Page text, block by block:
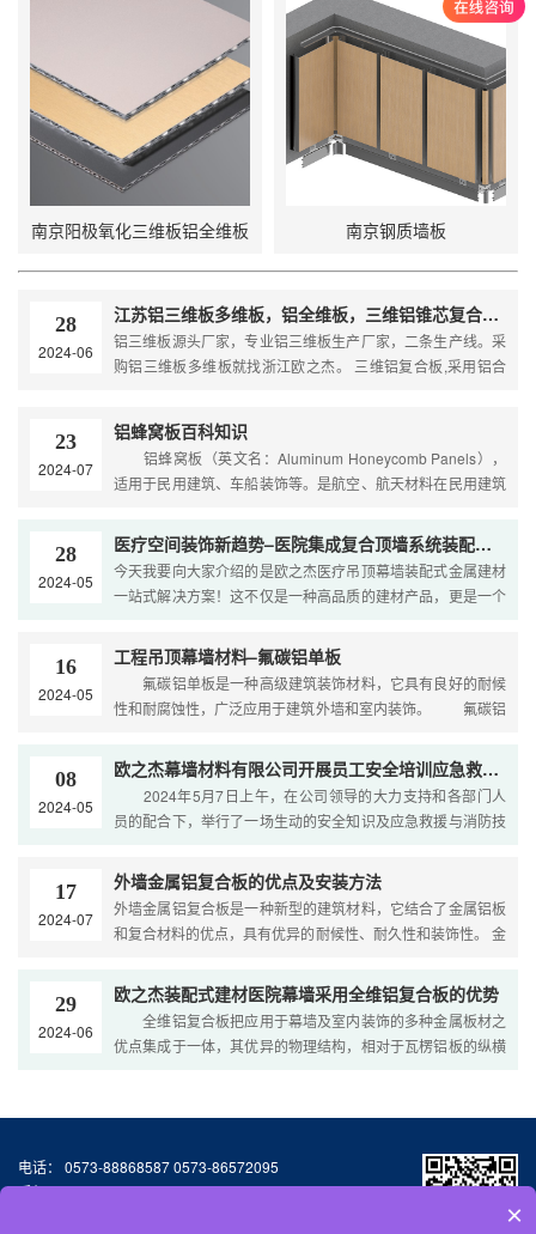
南京阳极氧化三维板铝全维板 南京钢质墙板
28
2024-06
江苏铝三维板多维板，铝全维板，三维铝锥芯复合板厂家，二条生产线三维板大王
铝三维板源头厂家，专业铝三维板生产厂家，二条生产线。采
购铝三维板多维板就找浙江欧之杰。 三维铝复合板,采用铝合
23
2024-07
铝蜂窝板百科知识
铝蜂窝板（英文名：Aluminum Honeycomb Panels），
适用于民用建筑、车船装饰等。是航空、航天材料在民用建筑
成型技术，因铝皮和……
28
2024-05
医疗空间装饰新趋势–医院集成复合顶墙系统装配式解决方案
今天我要向大家介绍的是欧之杰医疗吊顶幕墙装配式金属建材
一站式解决方案！这不仅是一种高品质的建材产品，更是一个
独特魅力吧！ 1️⃣……
16
2024-05
工程吊顶幕墙材料–氟碳铝单板
氟碳铝单板是一种高级建筑装饰材料，它具有良好的耐候
性和耐腐蚀性，广泛应用于建筑外墙和室内装饰。 氟碳铝
的高端建筑装饰……
08
2024-05
欧之杰幕墙材料有限公司开展员工安全培训应急救援演练
2024年5月7日上午，在公司领导的大力支持和各部门人
员的配合下，举行了一场生动的安全知识及应急救援与消防技
工开展安……
17
2024-07
外墙金属铝复合板的优点及安装方法
外墙金属铝复合板是一种新型的建筑材料，它结合了金属铝板
和复合材料的优点，具有优异的耐候性、耐久性和装饰性。 金
具有较高的强度……
29
2024-06
欧之杰装配式建材医院幕墙采用全维铝复合板的优势
全维铝复合板把应用于幕墙及室内装饰的多种金属板材之
优点集成于一体，其优异的物理结构，相对于瓦楞铝板的纵横
电话： 0573-88868587 0573-86572095
手机：13064776677
×